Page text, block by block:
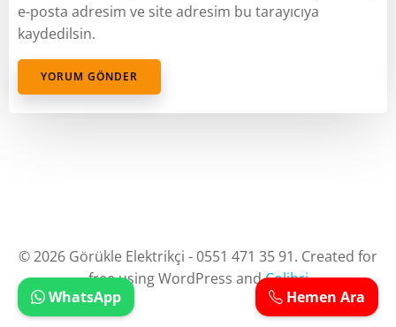
e-posta adresim ve site adresim bu tarayıcıya
kaydedilsin.
© 2026 Görükle Elektrikçi - 0551 471 35 91. Created for
free using WordPress andColibri
Hemen Ara
WhatsApp